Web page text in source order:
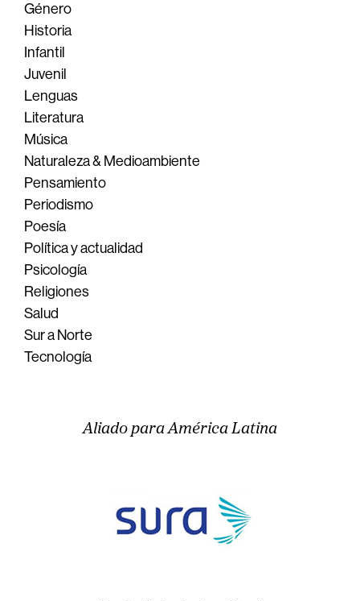
Género
Historia
Infantil
Juvenil
Lenguas
Literatura
Música
Naturaleza & Medioambiente
Pensamiento
Periodismo
Poesía
Política y actualidad
Psicología
Religiones
Salud
Sur a Norte
Tecnología
Aliado para América Latina